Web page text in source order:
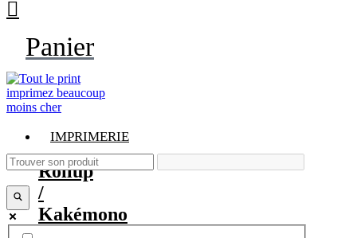
Panier
IMPRIMERIE
Rollup
/
Kakémono